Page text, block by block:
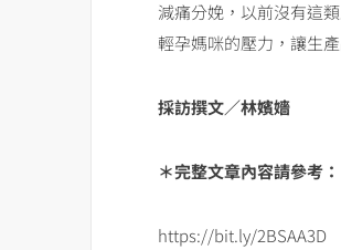
減痛分娩，以前沒有這
輕孕媽咪的壓力，讓生
採訪撰文／林嬪嬙
＊完整文章內容請參考：
https://bit.ly/2BSAA3D